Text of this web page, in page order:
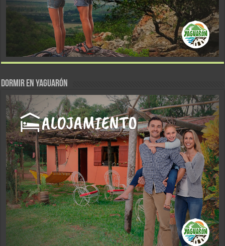
DORMIR EN YAGUARÓN